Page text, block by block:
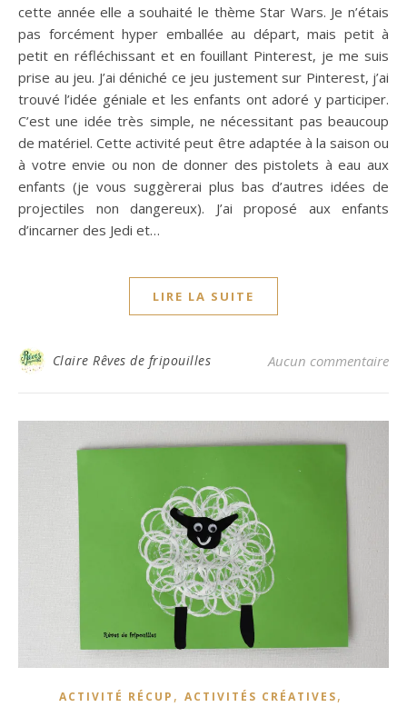
cette année elle a souhaité le thème Star Wars. Je n’étais
pas forcément hyper emballée au départ, mais petit à
petit en réfléchissant et en fouillant Pinterest, je me suis
prise au jeu. J’ai déniché ce jeu justement sur Pinterest, j’ai
trouvé l’idée géniale et les enfants ont adoré y participer.
C’est une idée très simple, ne nécessitant pas beaucoup
de matériel. Cette activité peut être adaptée à la saison ou
à votre envie ou non de donner des pistolets à eau aux
enfants (je vous suggèrerai plus bas d’autres idées de
projectiles non dangereux). J’ai proposé aux enfants
d’incarner des Jedi et…
LIRE LA SUITE
Claire Rêves de fripouilles Aucun commentaire
ACTIVITÉ RÉCUP , ACTIVITÉS CRÉATIVES,